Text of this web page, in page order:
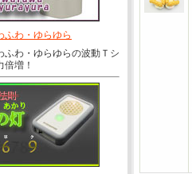
ふわ・ゆらゆら
ふわ・ゆらゆらの波動Ｔシ
倍増！